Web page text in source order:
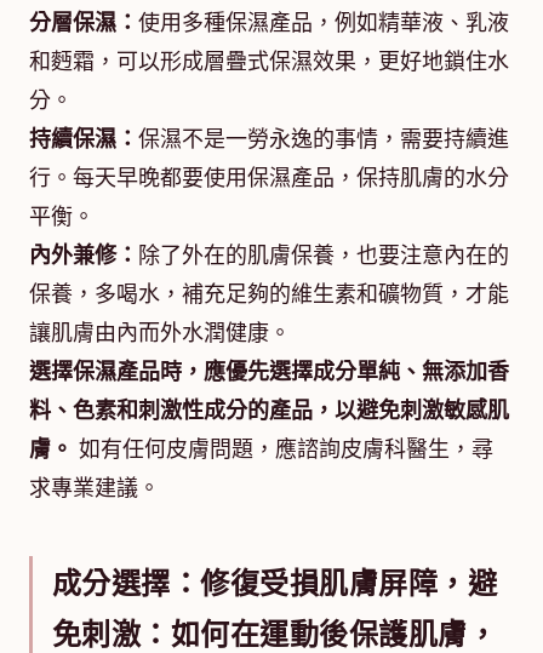
分層保濕： 使用多種保濕產品，例如精華液、乳液
和麪霜，可以形成層疊式保濕效果，更好地鎖住水
分。
持續保濕： 保濕不是一勞永逸的事情，需要持續進
行。每天早晚都要使用保濕產品，保持肌膚的水分
平衡。
內外兼修： 除了外在的肌膚保養，也要注意內在的
保養，多喝水，補充足夠的維生素和礦物質，才能
讓肌膚由內而外水潤健康。
選擇保濕產品時，應優先選擇成分單純、無添加香
料、色素和刺激性成分的產品，以避免刺激敏感肌
膚。 如有任何皮膚問題，應諮詢皮膚科醫生，尋
求專業建議。
成分選擇：修復受損肌膚屏障，避
免刺激：如何在運動後保護肌膚，